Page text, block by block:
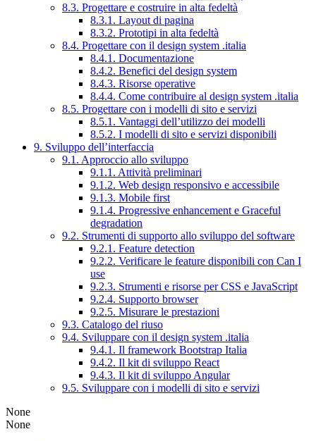
8.3. Progettare e costruire in alta fedeltà
8.3.1. Layout di pagina
8.3.2. Prototipi in alta fedeltà
8.4. Progettare con il design system .italia
8.4.1. Documentazione
8.4.2. Benefici del design system
8.4.3. Risorse operative
8.4.4. Come contribuire al design system .italia
8.5. Progettare con i modelli di sito e servizi
8.5.1. Vantaggi dell’utilizzo dei modelli
8.5.2. I modelli di sito e servizi disponibili
9. Sviluppo dell’interfaccia
9.1. Approccio allo sviluppo
9.1.1. Attività preliminari
9.1.2. Web design responsivo e accessibile
9.1.3. Mobile first
9.1.4. Progressive enhancement e Graceful
degradation
9.2. Strumenti di supporto allo sviluppo del software
9.2.1. Feature detection
9.2.2. Verificare le feature disponibili con Can I
use
9.2.3. Strumenti e risorse per CSS e JavaScript
9.2.4. Supporto browser
9.2.5. Misurare le prestazioni
9.3. Catalogo del riuso
9.4. Sviluppare con il design system .italia
9.4.1. Il framework Bootstrap Italia
9.4.2. Il kit di sviluppo React
9.4.3. Il kit di sviluppo Angular
9.5. Sviluppare con i modelli di sito e servizi
None
None